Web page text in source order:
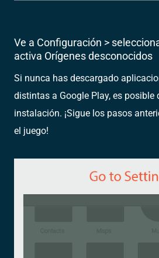
Ve a Configuración >
activa Orígenes desconocidos
Si nunca has descargado
distintas a Google Play, es posible
instalación. ¡Sigue los pasos
el juego!